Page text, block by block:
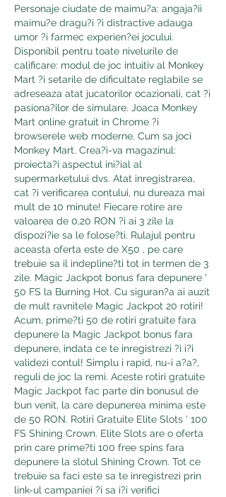
Personaje ciudate de maimu?a: angaja?ii
maimu?e dragu?i ?i distractive adauga
umor ?i farmec experien?ei jocului.
Disponibil pentru toate nivelurile de
calificare: modul de joc intuitiv al Monkey
Mart ?i setarile de dificultate reglabile se
adreseaza atat jucatorilor ocazionali, cat ?i
pasiona?ilor de simulare. Joaca Monkey
Mart online gratuit in Chrome ?i
browserele web moderne. Cum sa joci
Monkey Mart. Crea?i-va magazinul:
proiecta?i aspectul ini?ial al
supermarketului dvs. Atat inregistrarea,
cat ?i verificarea contului, nu dureaza mai
mult de 10 minute! Fiecare rotire are
valoarea de 0,20 RON ?i ai 3 zile la
dispozi?ie sa le folose?ti. Rulajul pentru
aceasta oferta este de X50 , pe care
trebuie sa il indepline?ti tot in termen de 3
zile. Magic Jackpot bonus fara depunere '
50 FS la Burning Hot. Cu siguran?a ai auzit
de mult ravnitele Magic Jackpot 20 rotiri!
Acum, prime?ti 50 de rotiri gratuite fara
depunere la Magic Jackpot bonus fara
depunere, indata ce te inregistrezi ?i i?i
validezi contul! Simplu i rapid, nu-i a?a?,
reguli de joc la remi. Aceste rotiri gratuite
Magic Jackpot fac parte din bonusul de
bun venit, la care depunerea minima este
de 50 RON. Rotiri Gratuite Elite Slots ' 100
FS Shining Crown. Elite Slots are o oferta
prin care prime?ti 100 free spins fara
depunere la slotul Shining Crown. Tot ce
trebuie sa faci este sa te inregistrezi prin
link-ul campaniei ?i sa i?i verifici